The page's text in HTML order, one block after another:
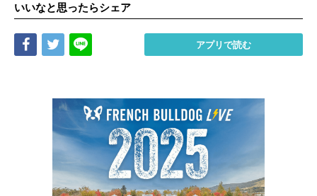
いいなと思ったらシェア
Share Tweet アプリで読む